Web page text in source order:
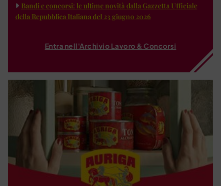
Bandi e concorsi: le ultime novità dalla Gazzetta Ufficiale
della Repubblica Italiana del 23 giugno 2026
Entra nell'Archivio Lavoro & Concorsi